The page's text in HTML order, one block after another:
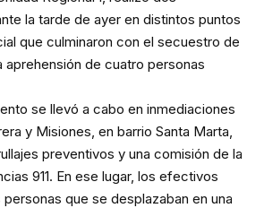
la tarde de ayer en distintos puntos
que culminaron con el secuestro de
aprehensión de cuatro personas
se llevó a cabo en inmediaciones
y Misiones, en barrio Santa Marta,
preventivos y una comisión de la
911. En ese lugar, los efectivos
que se desplazaban en una